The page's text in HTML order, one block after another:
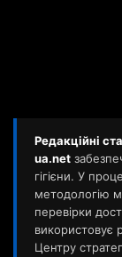
Редакційні
ua.net
гігієни. У
методологію
перевірки
використовує
Центру